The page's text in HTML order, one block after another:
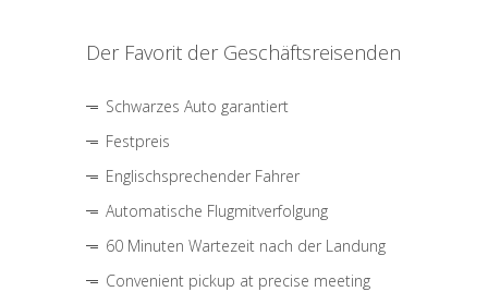
Der Favorit der Geschäftsreisenden
Schwarzes Auto garantiert
Festpreis
Englischsprechender Fahrer
Automatische Flugmitverfolgung
60 Minuten Wartezeit nach der Landung
Convenient pickup at precise meeting